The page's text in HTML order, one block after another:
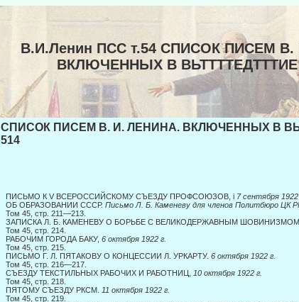
В.И.Ленин ПСС т.54 СПИСОК ПИСЕМ
ВКЛЮЧЕННЫХ В
СПИСОК ПИСЕМ В. И. ЛЕНИНА. ВКЛЮЧЕННЫХ В
514
ПИСЬМО К V ВСЕРОССИЙСКОМУ СЪЕЗДУ ПРОФСОЮЗОВ, i 7 сентября 1922
ОБ ОБРАЗОВАНИИ СССР. Письмо Л. Б. Каменеву для членов Политбюро ЦК
Том 45, стр. 211—213.
ЗАПИСКА Л. Б. КАМЕНЕВУ О БОРЬБЕ С ВЕЛИКОДЕРЖАВНЫМ ШОВИНИЗМОМ,
Том 45, стр. 214.
РАБОЧИМ ГОРОДА БАКУ, 6 октября 1922 г.
Том 45, стр. 215.
ПИСЬМО Г. Л. ПЯТАКОВУ О КОНЦЕССИИ Л. УРКАРТУ. 6 октября 1922 г.
Том 45, стр. 216—217.
СЪЕЗДУ ТЕКСТИЛЬНЫХ РАБОЧИХ И РАБОТНИЦ, 10 октября 1922 г.
Том 45, стр. 218.
ПЯТОМУ СЪЕЗДУ РКСМ. 11 октября 1922 г.
Том 45, стр. 219.